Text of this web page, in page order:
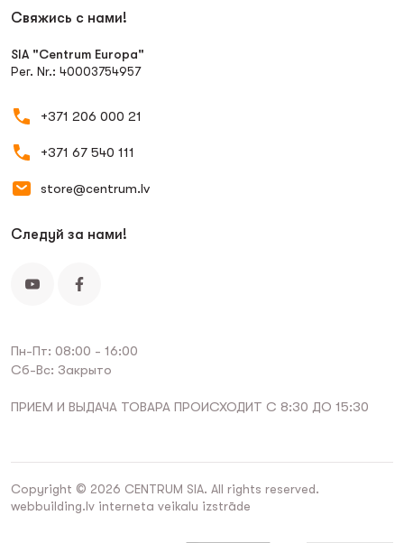
Свяжись с нами!
SIA "Centrum Europa"
Рег. Nr.: 40003754957
+371 206 000 21
+371 67 540 111
store@centrum.lv
Следуй за нами!
Пн-Пт: 08:00 - 16:00
Сб-Вс: Закрыто
ПРИЕМ И ВЫДАЧА ТОВАРА ПРОИСХОДИТ С 8:30 ДО 15:30
Copyright © 2026 CENTRUM SIA. All rights reserved.
webbuilding.lv interneta veikalu izstrāde